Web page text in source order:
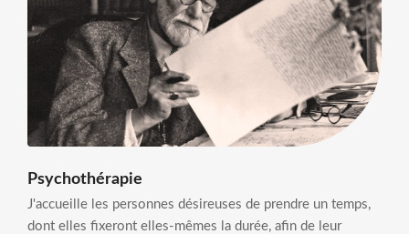
Psychothérapie
J'accueille les personnes désireuses de prendre un temps,
dont elles fixeront elles-mêmes la durée, afin de leur